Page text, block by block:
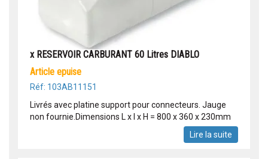
x RESERVOIR CARBURANT 60 Litres DIABLO
article epuise
Réf: 103AB11151
Livrés avec platine support pour connecteurs. Jauge
non fournie.Dimensions L x l x H = 800 x 360 x 230mm
Lire la suite